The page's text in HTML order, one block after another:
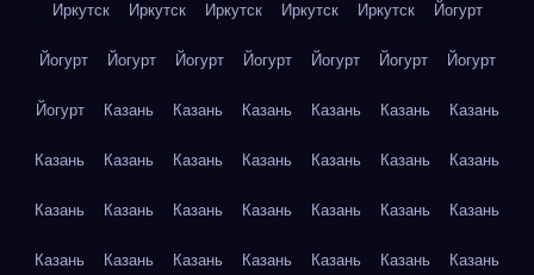
Иркутск Иркутск Иркутск Иркутск Иркутск Йогурт
Йогурт Йогурт Йогурт Йогурт Йогурт Йогурт Йогурт
Йогурт Казань Казань Казань Казань Казань Казань
Казань Казань Казань Казань Казань Казань Казань
Казань Казань Казань Казань Казань Казань Казань
Казань Казань Казань Казань Казань Казань Казань